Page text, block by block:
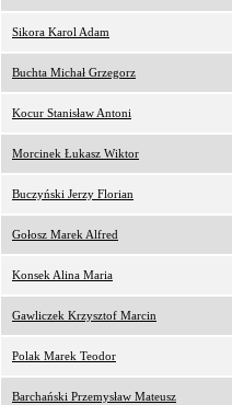
Sikora Karol Adam
Buchta Michał Grzegorz
Kocur Stanisław Antoni
Morcinek Łukasz Wiktor
Buczyński Jerzy Florian
Gołosz Marek Alfred
Konsek Alina Maria
Gawliczek Krzysztof Marcin
Polak Marek Teodor
Barchański Przemysław Mateusz